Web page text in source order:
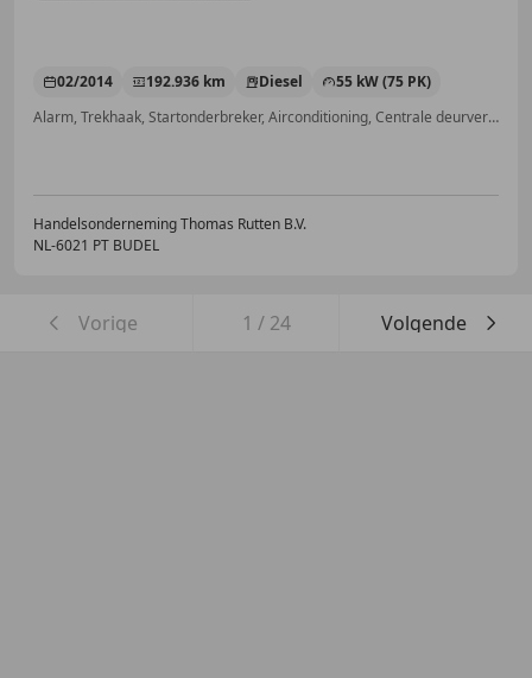
02/2014 192.936 km Diesel
55 kW (75 PK)
Alarm, Trekhaak, Startonderbreker, Airconditioning, Centrale deurvergrendeling met afstandsbediening, Elektrisch verstelbare buitenspiegels, ABS, MP3
Handelsonderneming Thomas Rutten B.V.
NL-6021 PT BUDEL
Vorige 1 / 24 Volgende